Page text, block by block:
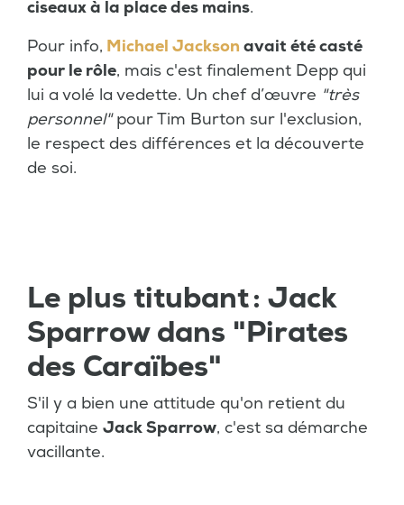
ciseaux à la place des mains.
Pour info, Michael Jackson avait été casté
pour le rôle, mais c'est finalement Depp qui
lui a volé la vedette. Un chef d’œuvre "très
personnel"pour Tim Burton sur l'exclusion,
le respect des différences et la découverte
de soi.
Le plus titubant : Jack
Sparrow dans "Pirates
des Caraïbes"
S'il y a bien une attitude qu'on retient du
capitaine Jack Sparrow, c'est sa démarche
vacillante.